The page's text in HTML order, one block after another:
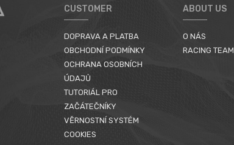
CUSTOMER
DOPRAVA A PLATBA
OBCHODNÍ PODMÍNKY
OCHRANA OSOBNÍCH
ÚDAJŮ
TUTORIÁL PRO
ZAČÁTEČNÍKY
VĚRNOSTNÍ SYSTÉM
COOKIES
ABOUT US
O NÁS
RACING TEAM